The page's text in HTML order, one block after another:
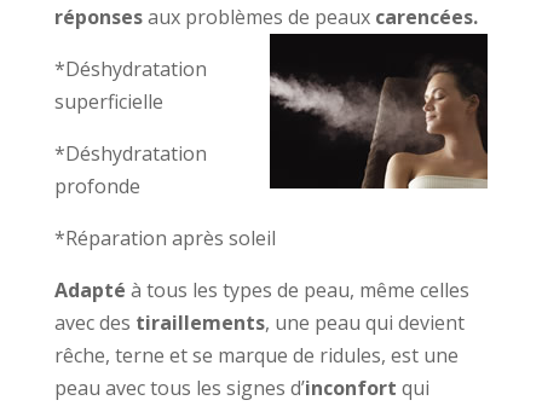
réponsesaux problèmes de peaux carencées.
*Déshydratation
superficielle
*Déshydratation
profonde
*Réparation après soleil
Adapté à tous les types de peau, même celles
avec des tiraillements, une peau qui devient
rêche, terne et se marque de ridules, est une
peau avec tous les signes d’inconfort qui